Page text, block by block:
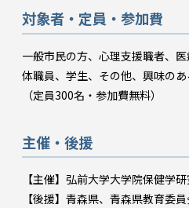
対象者・定員・参加費
一般市民の方、心理支援職者、
体職員、学生、その他、興味の
（定員300名・参加費無料）
主催・後援
【主催】弘前大学大学院保健学
【後援】青森県、青森県教育委